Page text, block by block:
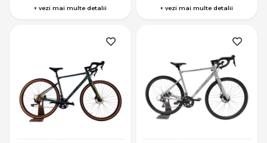
+ vezi mai multe detalii + vezi mai multe detalii